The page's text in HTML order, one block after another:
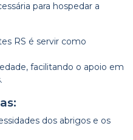
para hospedar a
RS é servir como
facilitando o apoio em
dos abrigos e os